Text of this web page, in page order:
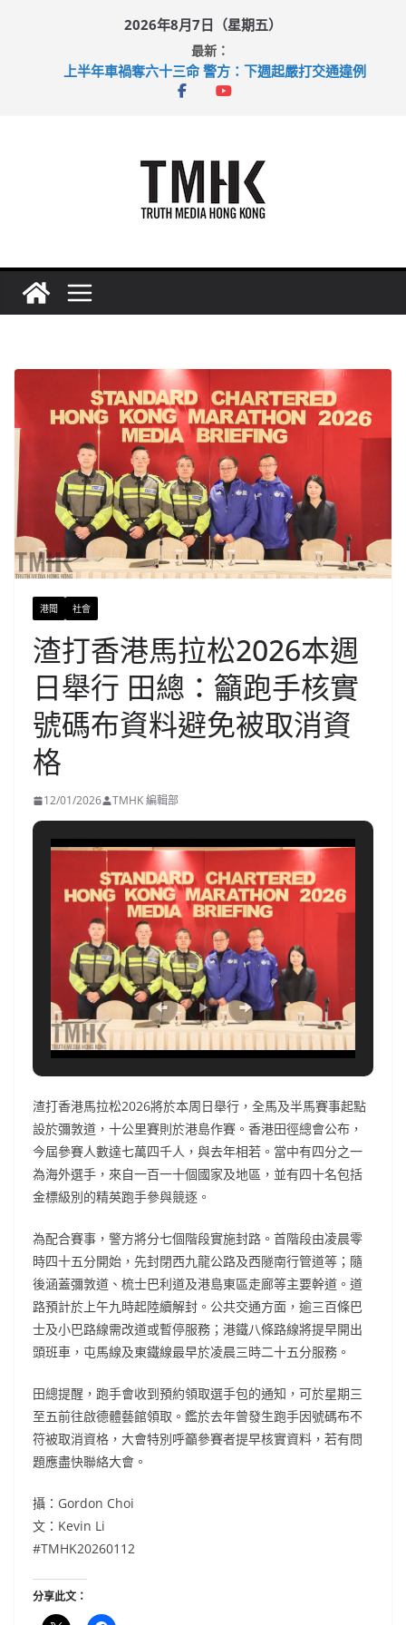
2026年8月7日（星期五）
最新：
上半年車禍奪六十三命 警方：下週起嚴打交通違例
性罪行修例獲九成支持 鄧炳強：爭取今屆任期內完成立法
港聞 社會
渣打香港馬拉松2026本週
日舉行 田總：籲跑手核實
號碼布資料避免被取消資
格
12/01/2026 TMHK 編輯部
渣打香港馬拉松2026將於本周日舉行，全馬及半馬賽事起點
設於彌敦道，十公里賽則於港島作賽。香港田徑總會公布，
今屆參賽人數達七萬四千人，與去年相若。當中有四分之一
為海外選手，來自一百一十個國家及地區，並有四十名包括
金標級別的精英跑手參與競逐。
為配合賽事，警方將分七個階段實施封路。首階段由凌晨零
時四十五分開始，先封閉西九龍公路及西隧南行管道等；隨
後涵蓋彌敦道、梳士巴利道及港島東區走廊等主要幹道。道
路預計於上午九時起陸續解封。公共交通方面，逾三百條巴
士及小巴路線需改道或暫停服務；港鐵八條路線將提早開出
頭班車，屯馬線及東鐵線最早於凌晨三時二十五分服務。
田總提醒，跑手會收到預約領取選手包的通知，可於星期三
至五前往啟德體藝館領取。鑑於去年曾發生跑手因號碼布不
符被取消資格，大會特別呼籲參賽者提早核實資料，若有問
題應盡快聯絡大會。
攝：Gordon Choi
文：Kevin Li
#TMHK20260112
分享此文：